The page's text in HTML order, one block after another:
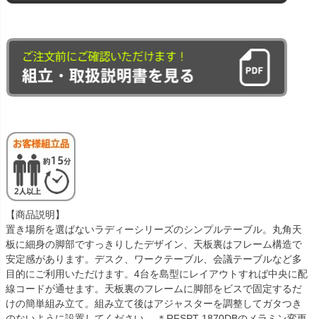
【商品説明】
置き場所を選ばないラディーシリーズのシンプルテーブル。丸角天
板に細身の脚部ですっきりしたデザイン、天板裏はフレーム構造で
安定感があります。デスク、ワークテーブル、会議テーブルなど多
目的にご利用いただけます。4台を島型にレイアウトすれば中央に配
線コードが通せます。天板裏のフレームに脚部をビスで固定するだ
けの簡単組み立て。組み立て後はアジャスターを調整してガタつき